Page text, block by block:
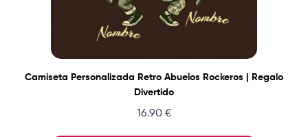
Camiseta Personalizada Retro Abuelos Rockeros | Regalo
Divertido
16.90 €